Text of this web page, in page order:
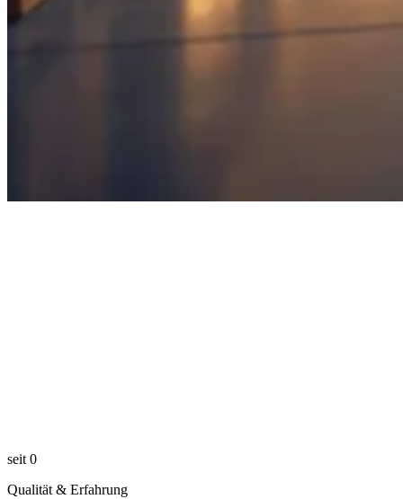
seit 0
Qualität & Erfahrung